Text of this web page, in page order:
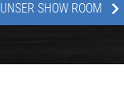
UNSER SHOW ROOM